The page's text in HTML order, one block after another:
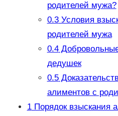
родителей мужа?
0.3Условия
родителей мужа
0.4
дедушек
0.5
алиментов с
1Порядок взыскания